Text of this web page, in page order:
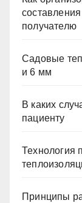
получателю
Садовые
и 6 мм
В каких
пациенту
Технология
Принципы